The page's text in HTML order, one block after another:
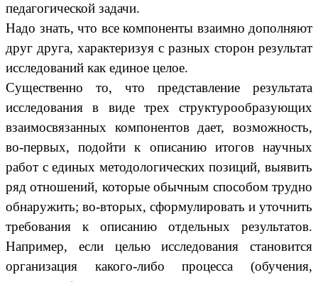
педагогической задачи.
Надо знать, что все компоненты взаимно дополняют
друг друга, характеризуя с разных сторон результат
исследований как единое целое.
Существенно то, что представление результата
исследования в виде трех структурообразующих
взаимосвязанных компонентов дает, возможность,
во-первых, подойти к описанию итогов научных
работ с единых методологических позиций, выявить
ряд отношений, которые обычным способом трудно
обнаружить; во-вторых, сформулировать и уточнить
требования к описанию отдельных результатов.
Например, если целью исследования становится
организация какого-либо процесса (обучения,